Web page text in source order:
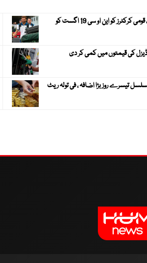
کیریبین پریمیئر لیگ ، قومی کرکٹرز کو این او سی 19 اگست کو
کی قیمتوں میں کمی کر دی
تیسرے روز بڑا اضافہ ، فی تولہ ریٹ